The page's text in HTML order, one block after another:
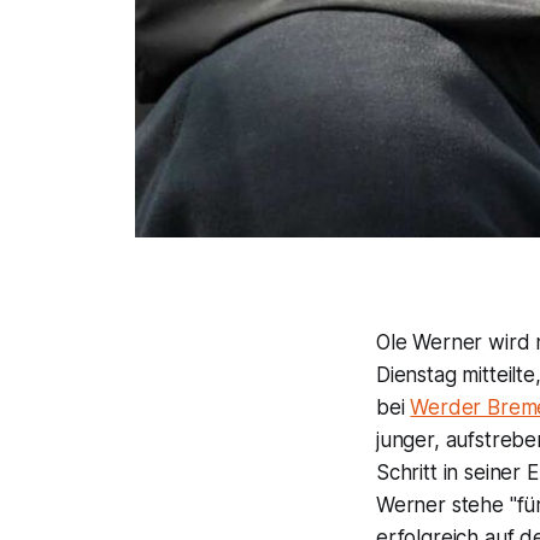
Ole Werner wird
Dienstag
beiWerder
junger,
Schritt in seiner
Werner stehe